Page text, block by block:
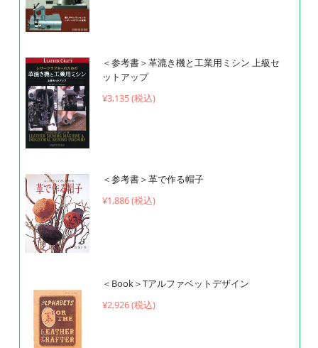
＜参考書＞革漉き機と工業用ミシン 上級セ
ットアップ
¥3,135 (税込)
＜参考書＞革で作る帽子
¥1,886 (税込)
＜Book＞Tアルファベットデザイン
¥2,926 (税込)